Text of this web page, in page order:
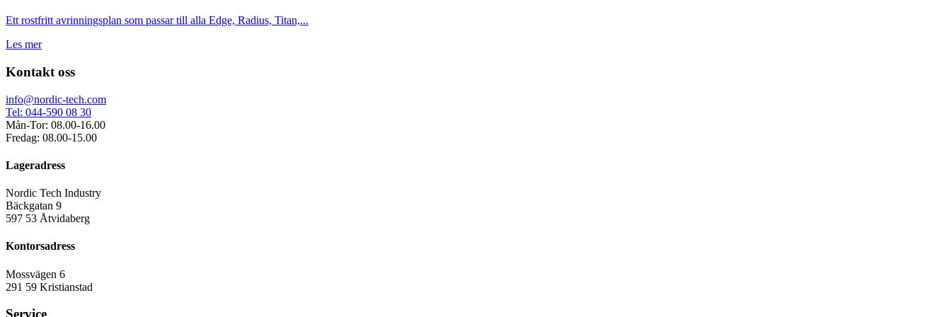
Ett rostfritt avrinningsplan som passar till alla Edge, Radius, Titan,...
Les mer
Kontakt oss
info@nordic-tech.com
Tel: 044-590 08 30
Mån-Tor: 08.00-16.00
Fredag: 08.00-15.00
Lageradress
Nordic Tech Industry
Bäckgatan 9
597 53 Åtvidaberg
Kontorsadress
Mossvägen 6
291 59 Kristianstad